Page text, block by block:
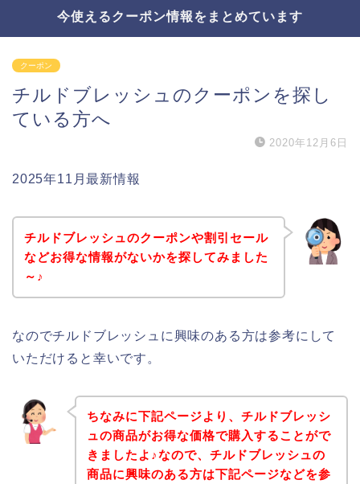
今使えるクーポン情報をまとめています
クーポン
チルドブレッシュのクーポンを探し
ている方へ
2020年12月6日
2025年11月最新情報
チルドブレッシュのクーポンや割引セール
などお得な情報がないかを探してみました
～♪
なのでチルドブレッシュに興味のある方は参考にして
いただけると幸いです。
ちなみに下記ページより、チルドブレッシ
ュの商品がお得な価格で購入することがで
きましたよ♪なので、チルドブレッシュの
商品に興味のある方は下記ページなどを参